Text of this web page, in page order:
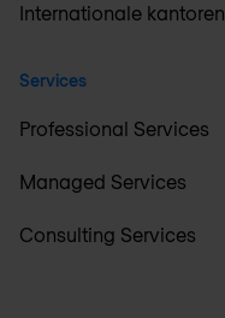
Internationale kantoren
Services
Professional Services
Managed Services
Consulting Services